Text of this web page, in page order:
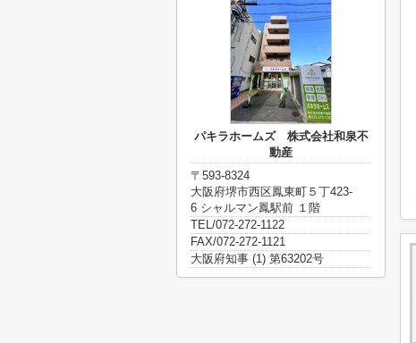
パキラホームズ 株式会社和泉不
動産
〒593-8324
大阪府堺市西区鳳東町５丁423-
6 シャルマン鳳駅前 １階
TEL/072-272-1122
FAX/072-272-1121
大阪府知事 (1) 第63202号